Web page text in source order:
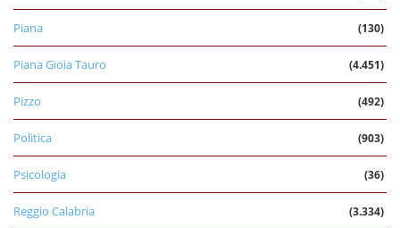
Piana (130)
Piana Gioia Tauro (4.451)
Pizzo (492)
Politica (903)
Psicologia (36)
Reggio Calabria (3.334)